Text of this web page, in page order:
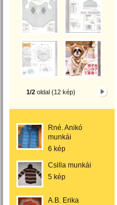
1/2 oldal (12 kép)
Rné. Anikó
munkái
6 kép
Csilla munkái
5 kép
A.B. Erika